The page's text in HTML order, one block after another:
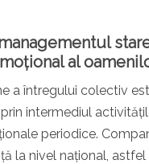
al
a întregului colectiv
intermediul
periodice.
la nivel național,